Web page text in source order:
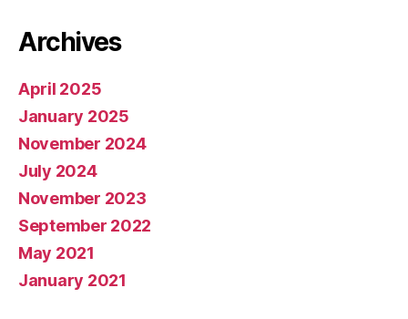
Archives
April 2025
January 2025
November 2024
July 2024
November 2023
September 2022
May 2021
January 2021